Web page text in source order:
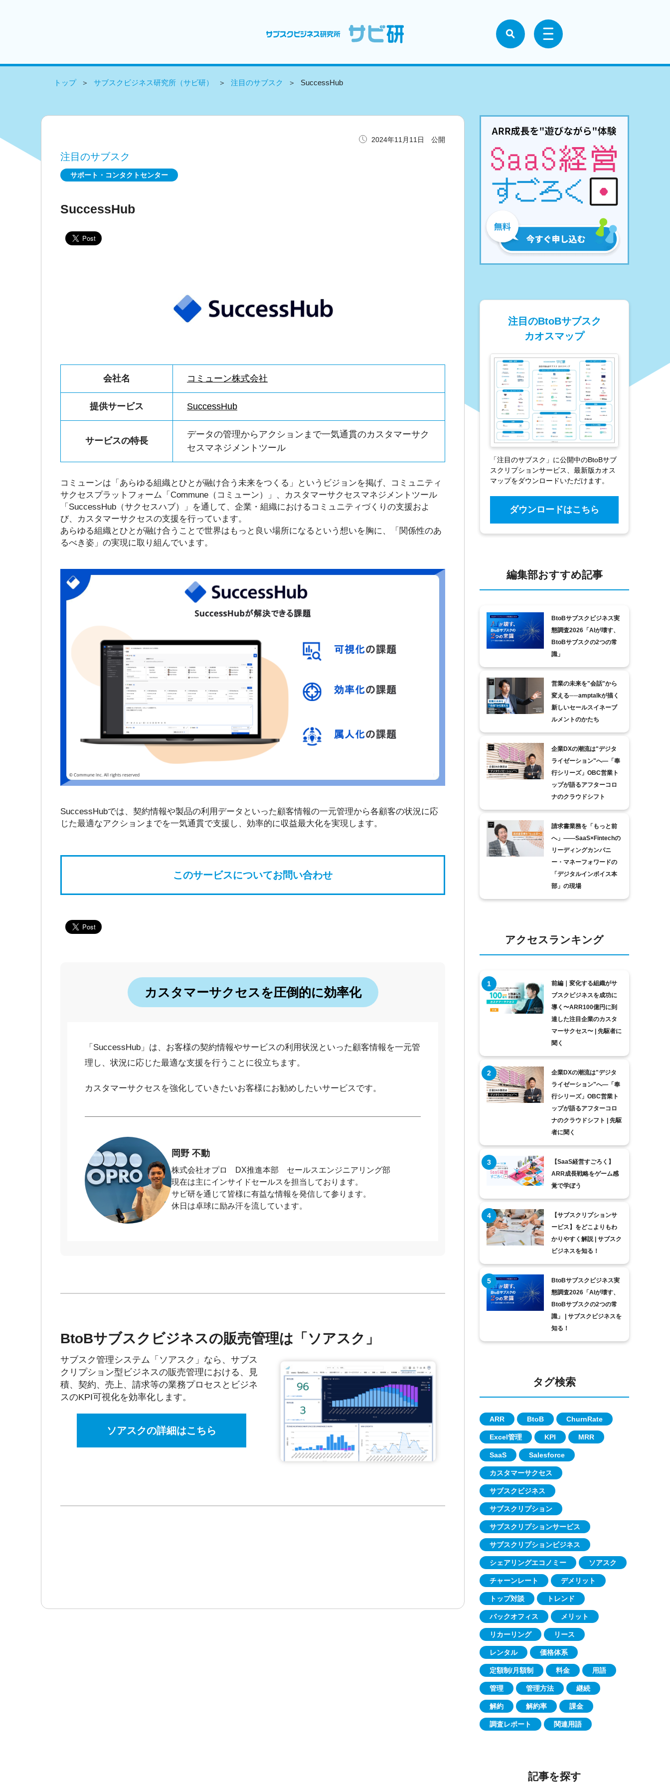
トップ サブスクビジネス研究所（サビ研） 注目のサブスク SuccessHub
2024年11月11日 公開
注目のサブスク
サポート・コンタクトセンター
SuccessHub
会社名 コミューン株式会社
提供サービス SuccessHub
サービスの特長
データの管理からアクションまで一気通貫のカスタマーサク
セスマネジメントツール
コミューンは「あらゆる組織とひとが融け合う未来をつくる」というビジョンを掲げ、コミュニティ
サクセスプラットフォーム「Commune（コミューン）」、カスタマーサクセスマネジメントツール
「SuccessHub（サクセスハブ）」を通して、企業・組織におけるコミュニティづくりの支援およ
び、カスタマーサクセスの支援を行っています。
あらゆる組織とひとが融け合うことで世界はもっと良い場所になるという想いを胸に、「関係性のあ
るべき姿」の実現に取り組んでいます。
SuccessHubでは、契約情報や製品の利用データといった顧客情報の一元管理から各顧客の状況に応
じた最適なアクションまでを一気通貫で支援し、効率的に収益最大化を実現します。
このサービスについてお問い合わせ
カスタマーサクセスを圧倒的に効率化
「SuccessHub」は、お客様の契約情報やサービスの利用状況といった顧客情報を一元管
理し、状況に応じた最適な支援を行うことに役立ちます。
カスタマーサクセスを強化していきたいお客様にお勧めしたいサービスです。
岡野 不動
株式会社オプロ DX推進本部 セールスエンジニアリング部
現在は主にインサイドセールスを担当しております。
サビ研を通じて皆様に有益な情報を発信して参ります。
休日は卓球に励み汗を流しています。
BtoBサブスクビジネスの販売管理は「ソアスク」
サブスク管理システム「ソアスク」なら、サブス
クリプション型ビジネスの販売管理における、見
積、契約、売上、請求等の業務プロセスとビジネ
スのKPI可視化を効率化します。
ソアスクの詳細はこちら
注目のBtoBサブスク
カオスマップ
「注目のサブスク」に公開中のBtoBサブ
スクリプションサービス、最新版カオス
マップをダウンロードいただけます。
ダウンロードはこちら
編集部おすすめ記事
BtoBサブスクビジネス実
態調査2026「AIが壊す、
BtoBサブスクの2つの常
識」
営業の未来を"会話"から
変える──amptalkが描く
新しいセールスイネーブ
ルメントのかたち
企業DXの潮流は"デジタ
ライゼーション"へ―「奉
行シリーズ」OBC営業ト
ップが語るアフターコロ
ナのクラウドシフト
請求書業務を「もっと前
へ」――SaaS×Fintechの
リーディングカンパニ
ー・マネーフォワードの
「デジタルインボイス本
部」の現場
アクセスランキング
前編｜変化する組織がサ
ブスクビジネスを成功に
導く〜ARR100億円に到
達した注目企業のカスタ
マーサクセス〜 | 先駆者に
聞く
企業DXの潮流は"デジタ
ライゼーション"へ―「奉
行シリーズ」OBC営業ト
ップが語るアフターコロ
ナのクラウドシフト | 先駆
者に聞く
【SaaS経営すごろく】
ARR成長戦略をゲーム感
覚で学ぼう
【サブスクリプションサ
ービス】をどこよりもわ
かりやすく解説 | サブスク
ビジネスを知る！
BtoBサブスクビジネス実
態調査2026「AIが壊す、
BtoBサブスクの2つの常
識」 | サブスクビジネスを
知る！
タグ検索
ARR BtoB ChurnRate
Excel管理 KPI MRR
SaaS Salesforce
カスタマーサクセス
サブスクビジネス
サブスクリプション
サブスクリプションサービス
サブスクリプションビジネス
シェアリングエコノミー ソアスク
チャーンレート デメリット
トップ対談 トレンド
バックオフィス メリット
リカーリング リース
レンタル 価格体系
定額制/月額制 料金 用語
管理 管理方法 継続
解約 解約率 課金
調査レポート 関連用語
記事を探す